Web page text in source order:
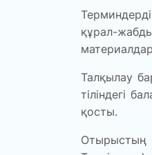
құрал-
Талқылау
тіліндегі
қосты.
Отырыстың